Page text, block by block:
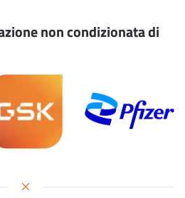
non condizionata di